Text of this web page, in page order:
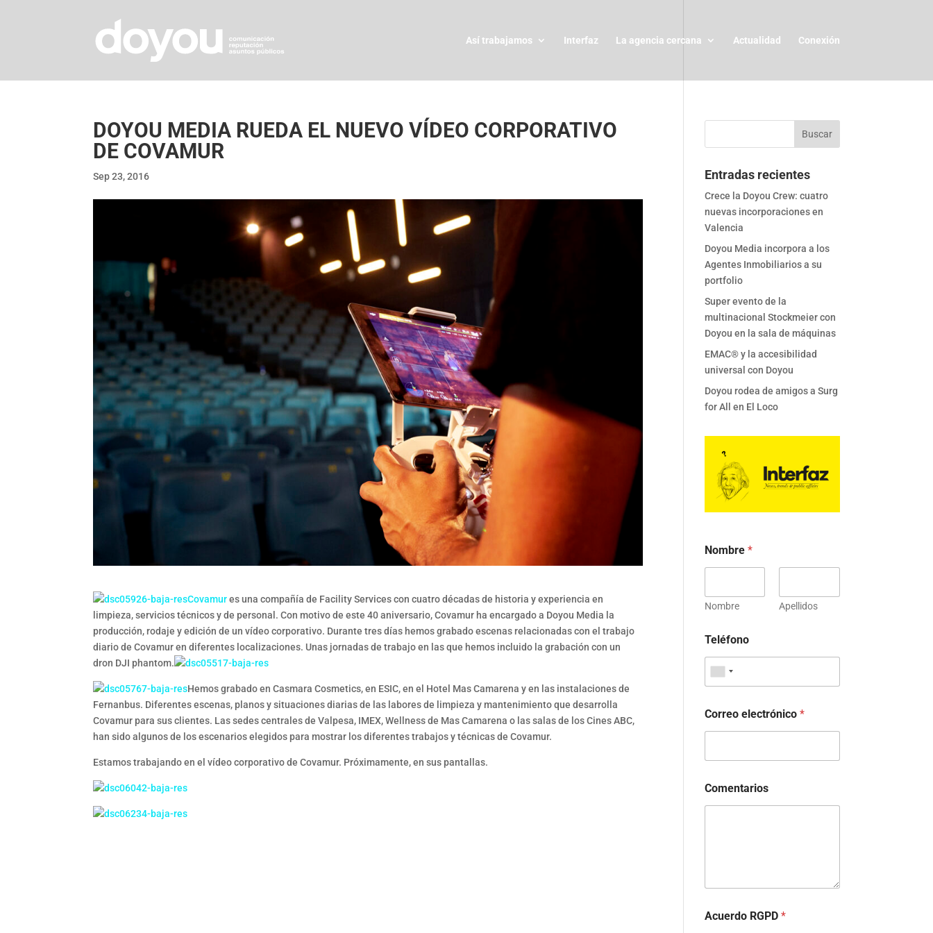
Así trabajamos Interfaz La agencia cercana Actualidad Conexión
DOYOU MEDIA RUEDA EL NUEVO VÍDEO CORPORATIVO
DE COVAMUR
Sep 23, 2016
Covamures una compañía de Facility Services con cuatro décadas de historia y experiencia en
limpieza, servicios técnicos y de personal. Con motivo de este 40 aniversario, Covamur ha encargado a Doyou Media la
producción, rodaje y edición de un vídeo corporativo. Durante tres días hemos grabado escenas relacionadas con el trabajo
diario de Covamur en diferentes localizaciones. Unas jornadas de trabajo en las que hemos incluido la grabación con un
dron DJI phantom.
Hemos grabado en Casmara Cosmetics, en ESIC, en el Hotel Mas Camarena y en las instalaciones de
Fernanbus. Diferentes escenas, planos y situaciones diarias de las labores de limpieza y mantenimiento que desarrolla
Covamur para sus clientes. Las sedes centrales de Valpesa, IMEX, Wellness de Mas Camarena o las salas de los Cines ABC,
han sido algunos de los escenarios elegidos para mostrar los diferentes trabajos y técnicas de Covamur.
Estamos trabajando en el vídeo corporativo de Covamur. Próximamente, en sus pantallas.
Entradas recientes
Crece la Doyou Crew: cuatro
nuevas incorporaciones en
Valencia
Doyou Media incorpora a los
Agentes Inmobiliarios a su
portfolio
Super evento de la
multinacional Stockmeier con
Doyou en la sala de máquinas
EMAC® y la accesibilidad
universal con Doyou
Doyou rodea de amigos a Surg
for All en El Loco
Nombre*
Nombre Apellidos
Teléfono
Correo electrónico*
Comentarios
Acuerdo RGPD*